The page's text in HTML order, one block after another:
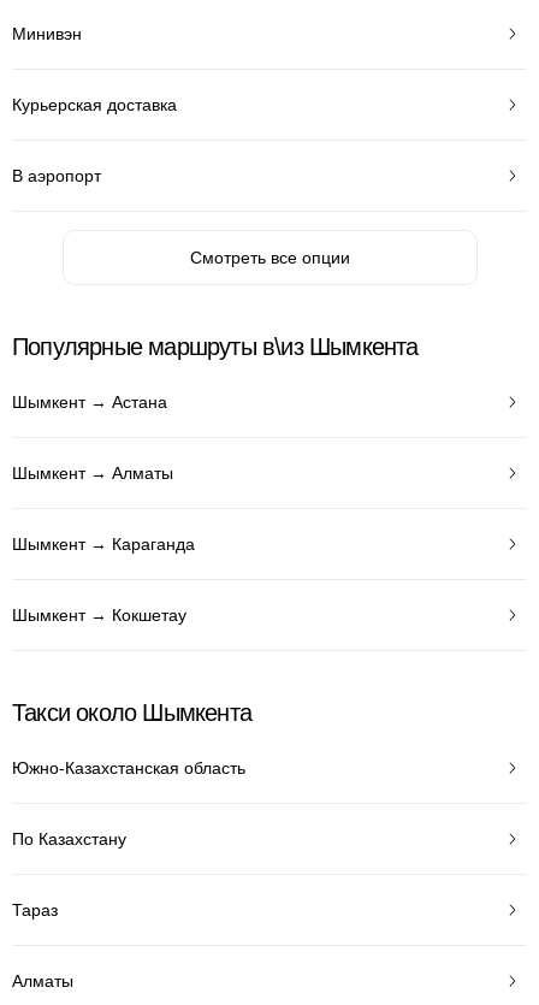
Минивэн
Курьерская доставка
В аэропорт
Смотреть все опции
Популярные маршруты в\из Шымкента
Шымкент → Астана
Шымкент → Алматы
Шымкент → Караганда
Шымкент → Кокшетау
Такси около Шымкента
Южно-Казахстанская область
По Казахстану
Тараз
Алматы